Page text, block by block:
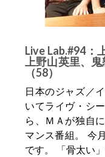
Live Lab.#94：
上野山英里、
（58）
日本のジャズ／
いてライヴ・シ
ら、ＭＡが独自
マンス番組。 今
です。 「骨太い